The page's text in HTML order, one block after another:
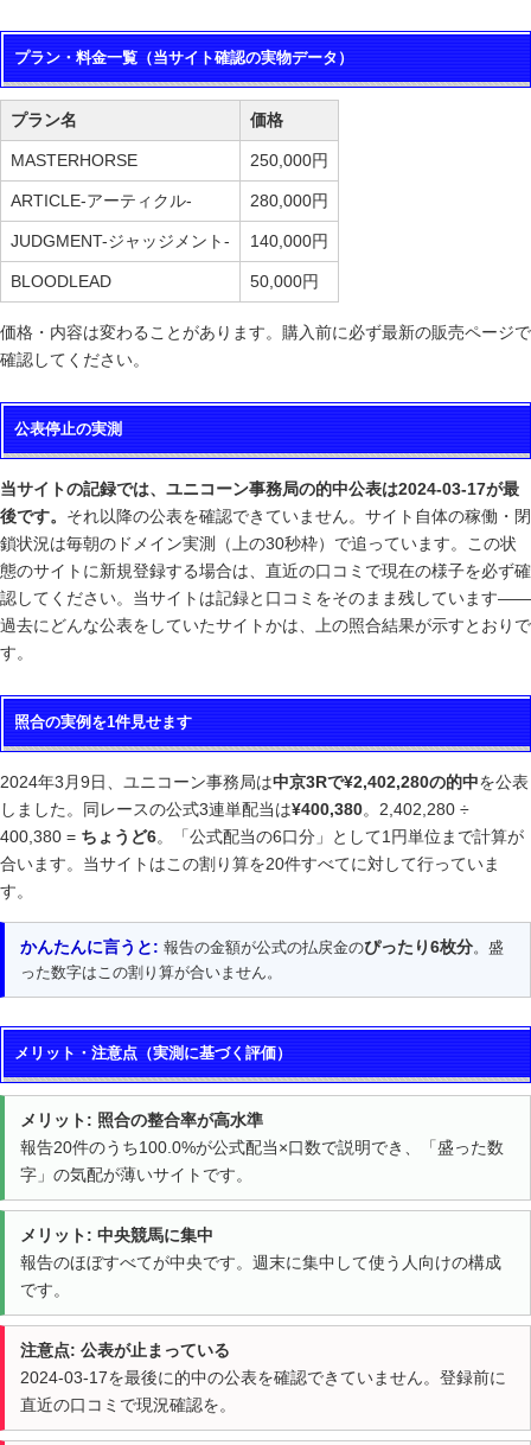
プラン・料金一覧（当サイト確認の実物データ）
プラン名 価格
MASTERHORSE 250,000円
ARTICLE-アーティクル- 280,000円
JUDGMENT-ジャッジメント- 140,000円
BLOODLEAD 50,000円
価格・内容は変わることがあります。購入前に必ず最新の販売ページで
確認してください。
公表停止の実測
当サイトの記録では、ユニコーン事務局の的中公表は2024-03-17が最
後です。 それ以降の公表を確認できていません。サイト自体の稼働・閉
鎖状況は毎朝のドメイン実測（上の30秒枠）で追っています。この状
態のサイトに新規登録する場合は、直近の口コミで現在の様子を必ず確
認してください。当サイトは記録と口コミをそのまま残しています——
過去にどんな公表をしていたサイトかは、上の照合結果が示すとおりで
す。
照合の実例を1件見せます
2024年3月9日、ユニコーン事務局は中京3Rで¥2,402,280の的中を公表
しました。同レースの公式3連単配当は¥400,380。2,402,280 ÷
400,380 = ちょうど6。「公式配当の6口分」として1円単位まで計算が
合います。当サイトはこの割り算を20件すべてに対して行っていま
す。
かんたんに言うと: 報告の金額が公式の払戻金のぴったり6枚分。盛
った数字はこの割り算が合いません。
メリット・注意点（実測に基づく評価）
メリット: 照合の整合率が高水準
報告20件のうち100.0%が公式配当×口数で説明でき、「盛った数
字」の気配が薄いサイトです。
メリット: 中央競馬に集中
報告のほぼすべてが中央です。週末に集中して使う人向けの構成
です。
注意点: 公表が止まっている
2024-03-17を最後に的中の公表を確認できていません。登録前に
直近の口コミで現況確認を。